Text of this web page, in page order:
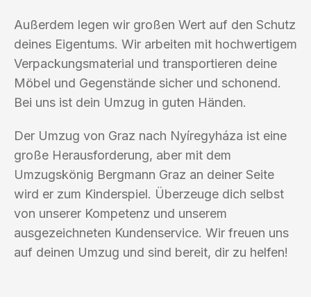
Außerdem legen wir großen Wert auf den Schutz
deines Eigentums. Wir arbeiten mit hochwertigem
Verpackungsmaterial und transportieren deine
Möbel und Gegenstände sicher und schonend.
Bei uns ist dein Umzug in guten Händen.
Der Umzug von Graz nach Nyíregyháza ist eine
große Herausforderung, aber mit dem
Umzugskönig Bergmann Graz an deiner Seite
wird er zum Kinderspiel. Überzeuge dich selbst
von unserer Kompetenz und unserem
ausgezeichneten Kundenservice. Wir freuen uns
auf deinen Umzug und sind bereit, dir zu helfen!